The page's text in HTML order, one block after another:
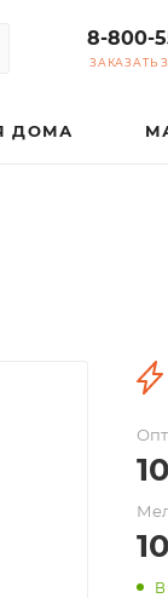
8-800-
ЗАКАЗАТЬ
ДОМА
В